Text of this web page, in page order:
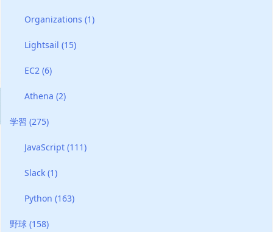
Organizations(1)
Lightsail(15)
EC2(6)
Athena(2)
学習 (275)
JavaScript(111)
Slack(1)
Python(163)
野球 (158)